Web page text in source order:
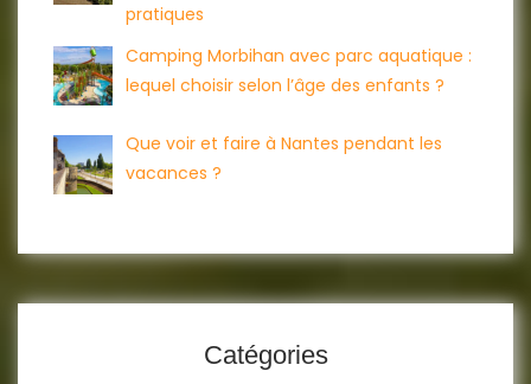
pratiques
Camping Morbihan avec parc aquatique :
lequel choisir selon l’âge des enfants ?
Que voir et faire à Nantes pendant les
vacances ?
Catégories